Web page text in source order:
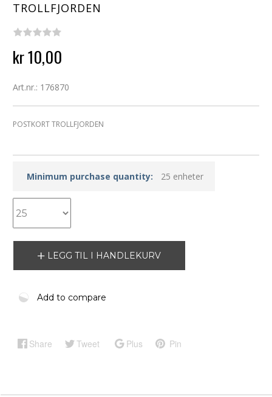
TROLLFJORDEN
kr 10,00
Art.nr.: 176870
POSTKORT TROLLFJORDEN
Minimum purchase quantity: 25 enheter
LEGG TIL I HANDLEKURV
Add to compare
Share Tweet Plus Pin